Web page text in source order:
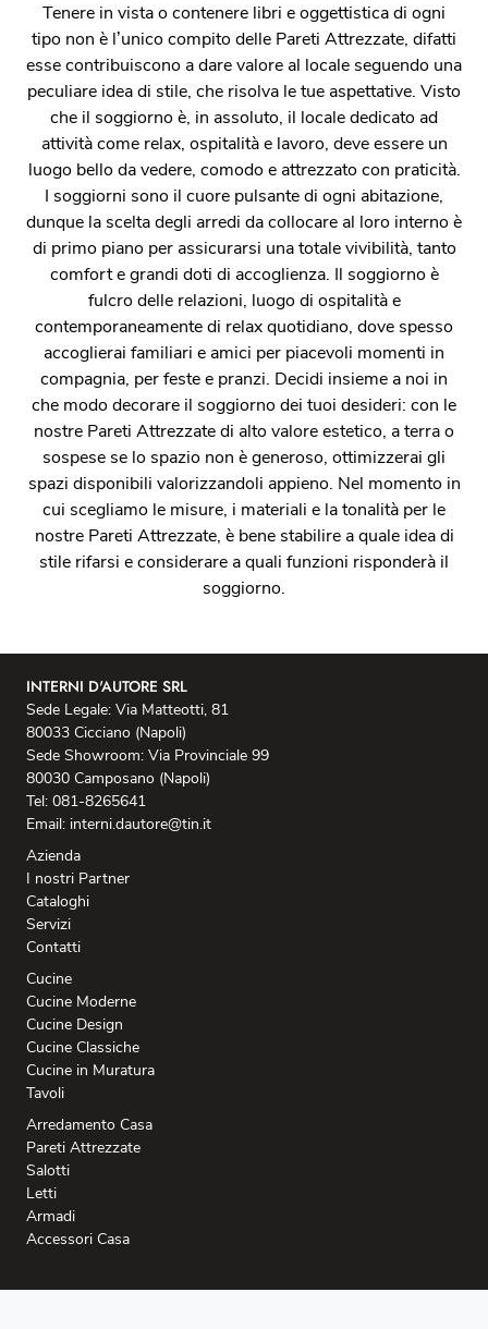
Tenere in vista o contenere libri e oggettistica di ogni
tipo non è l’unico compito delle Pareti Attrezzate, difatti
esse contribuiscono a dare valore al locale seguendo una
peculiare idea di stile, che risolva le tue aspettative. Visto
che il soggiorno è, in assoluto, il locale dedicato ad
attività come relax, ospitalità e lavoro, deve essere un
luogo bello da vedere, comodo e attrezzato con praticità.
I soggiorni sono il cuore pulsante di ogni abitazione,
dunque la scelta degli arredi da collocare al loro interno è
di primo piano per assicurarsi una totale vivibilità, tanto
comfort e grandi doti di accoglienza. Il soggiorno è
fulcro delle relazioni, luogo di ospitalità e
contemporaneamente di relax quotidiano, dove spesso
accoglierai familiari e amici per piacevoli momenti in
compagnia, per feste e pranzi. Decidi insieme a noi in
che modo decorare il soggiorno dei tuoi desideri: con le
nostre Pareti Attrezzate di alto valore estetico, a terra o
sospese se lo spazio non è generoso, ottimizzerai gli
spazi disponibili valorizzandoli appieno. Nel momento in
cui scegliamo le misure, i materiali e la tonalità per le
nostre Pareti Attrezzate, è bene stabilire a quale idea di
stile rifarsi e considerare a quali funzioni risponderà il
soggiorno.
INTERNI D'AUTORE SRL
Sede Legale: Via Matteotti, 81
80033 Cicciano (Napoli)
Sede Showroom: Via Provinciale 99
80030 Camposano (Napoli)
Tel: 081-8265641
Email: interni.dautore@tin.it
Azienda
I nostri Partner
Cataloghi
Servizi
Contatti
Cucine
Cucine Moderne
Cucine Design
Cucine Classiche
Cucine in Muratura
Tavoli
Arredamento Casa
Pareti Attrezzate
Salotti
Letti
Armadi
Accessori Casa